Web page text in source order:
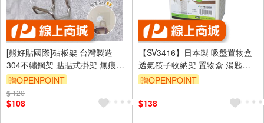
[熊好貼國際]砧板架 台灣製造
304不繡鋼架 貼貼式掛架 無痕掛
勾掛鉤沾板 收納掛架 廚具收納
廚房收納架 收納架
贈OPENPOINT
$ 120
$108
【SV3416】日本製 吸盤置物盒
透氣筷子收納架 置物盒 湯匙架
餐具收納 廚房收納
贈OPENPOINT
$138